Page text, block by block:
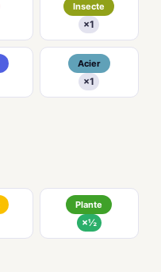
Insecte
×1
Acier
×1
Plante
×½